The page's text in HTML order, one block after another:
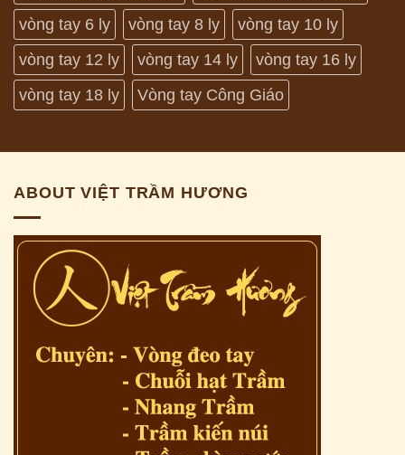
vòng tay 6 ly
vòng tay 8 ly
vòng tay 10 ly
vòng tay 12 ly
vòng tay 14 ly
vòng tay 16 ly
vòng tay 18 ly
Vòng tay Công Giáo
ABOUT VIỆT TRẦM HƯƠNG